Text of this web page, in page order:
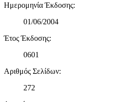
Ημερομηνία Έκδοσης:
01/06/2004
Έτος Έκδοσης:
0601
Αριθμός Σελίδων:
272